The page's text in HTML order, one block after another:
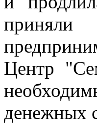
приняли
Центр
денежных